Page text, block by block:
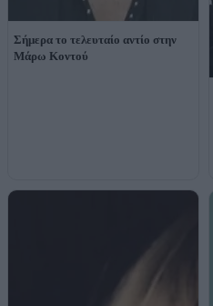
Σήμερα το τελευταίο αντίο στην
Μάρω Κοντού